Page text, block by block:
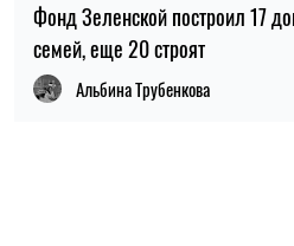
Фонд Зеленской построил 17
семей, еще 20 строят
Альбина Трубенкова